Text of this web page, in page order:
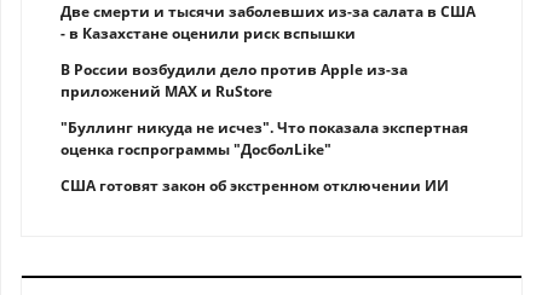
Две смерти и тысячи заболевших из-за салата в США
- в Казахстане оценили риск вспышки
В России возбудили дело против Apple из-за
приложений MAX и RuStore
"Буллинг никуда не исчез". Что показала экспертная
оценка госпрограммы "ДосболLike"
США готовят закон об экстренном отключении ИИ